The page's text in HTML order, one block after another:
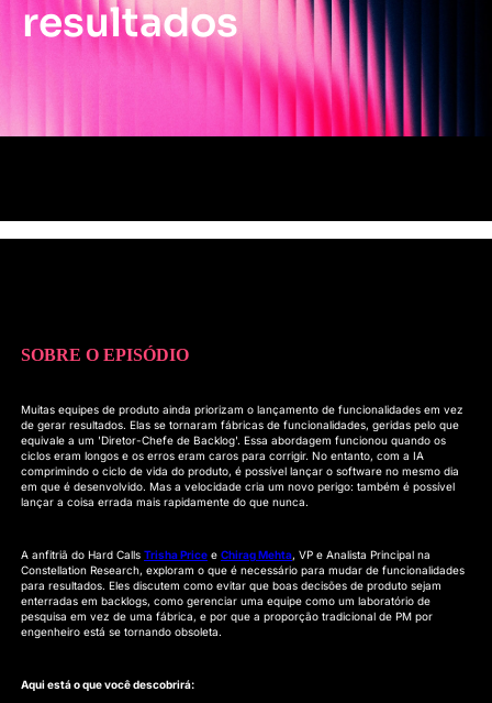
resultados
SOBRE O EPISÓDIO
Muitas equipes de produto ainda priorizam o lançamento de funcionalidades em vez
de gerar resultados. Elas se tornaram fábricas de funcionalidades, geridas pelo que
equivale a um 'Diretor-Chefe de Backlog'. Essa abordagem funcionou quando os
ciclos eram longos e os erros eram caros para corrigir. No entanto, com a IA
comprimindo o ciclo de vida do produto, é possível lançar o software no mesmo dia
em que é desenvolvido. Mas a velocidade cria um novo perigo: também é possível
lançar a coisa errada mais rapidamente do que nunca.
A anfitriã do Hard Calls Trisha Price e Chirag Mehta, VP e Analista Principal na
Constellation Research, exploram o que é necessário para mudar de funcionalidades
para resultados. Eles discutem como evitar que boas decisões de produto sejam
enterradas em backlogs, como gerenciar uma equipe como um laboratório de
pesquisa em vez de uma fábrica, e por que a proporção tradicional de PM por
engenheiro está se tornando obsoleta.
Aqui está o que você descobrirá: